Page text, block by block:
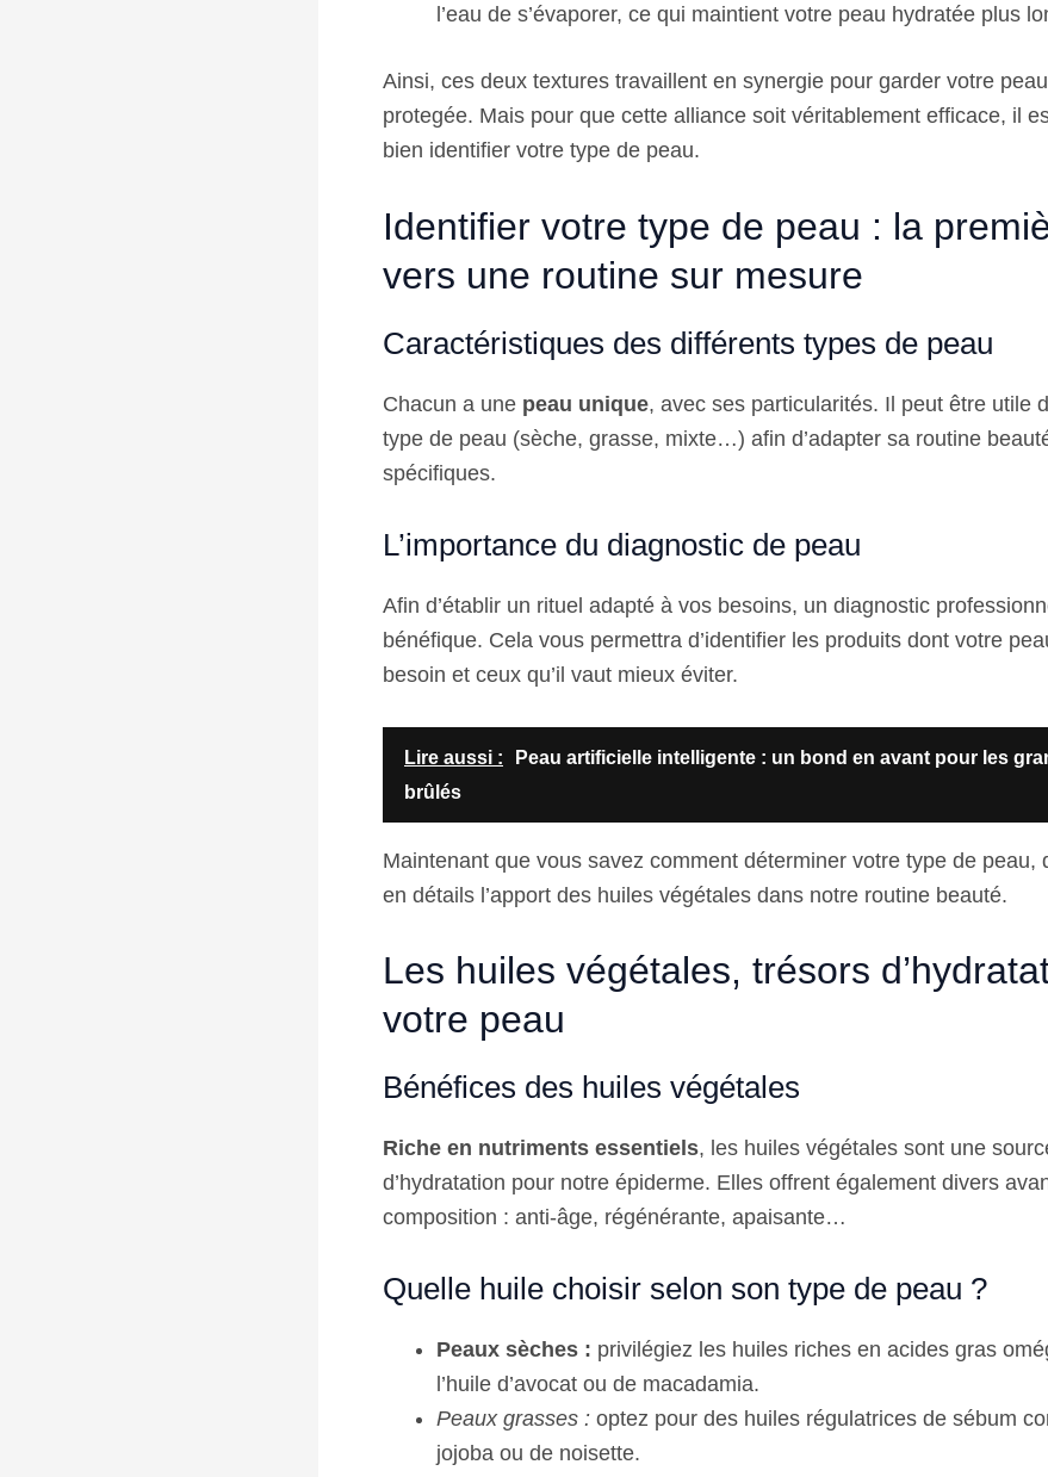
l’eau de s’évaporer, ce qui maintient votre peau hydratée plus
Ainsi, ces deux textures travaillent en synergie pour garder votre
protegée. Mais pour que cette alliance soit véritablement efficace, il
bien identifier votre type de peau.
Identifier votre type de peau : la
vers une routine sur mesure
Caractéristiques des différents types de peau
Chacun a une peau unique, avec ses particularités. Il peut être utile
type de peau (sèche, grasse, mixte…) afin d’adapter sa routine
spécifiques.
L’importance du diagnostic de peau
Afin d’établir un rituel adapté à vos besoins, un diagnostic
bénéfique. Cela vous permettra d’identifier les produits dont votre
besoin et ceux qu’il vaut mieux éviter.
Lire aussi :
Peau artificielle intelligente : un bond en avant pour les
brûlés
Maintenant que vous savez comment déterminer votre type de peau,
en détails l’apport des huiles végétales dans notre routine beauté.
Les huiles végétales, trésors
votre peau
Bénéfices des huiles végétales
Riche en nutriments essentiels, les huiles végétales sont une
d’hydratation pour notre épiderme. Elles offrent également divers
composition : anti-âge, régénérante, apaisante…
Quelle huile choisir selon son type de peau ?
Peaux sèches : privilégiez les huiles riches en acides gras
l’huile d’avocat ou de macadamia.
Peaux grasses : optez pour des huiles régulatrices de sébum
jojoba ou de noisette.